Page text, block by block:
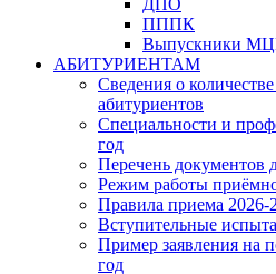
ДПО
ПППК
Выпускники
АБИТУРИЕНТАМ
Сведения о
абитуриентов
Специальности и
год
Перечень документов
Режим работы
Правила приема 2026-
Вступительные
Пример заявления на
год